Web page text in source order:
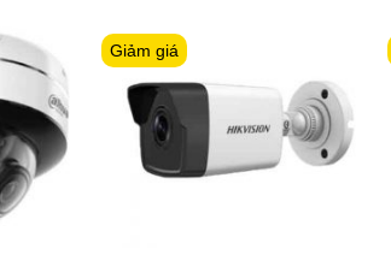
Giảm giá